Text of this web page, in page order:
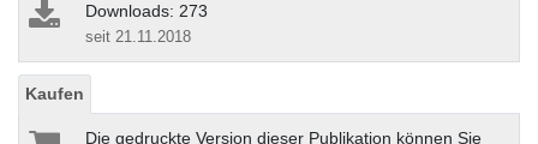
Downloads: 273
seit 21.11.2018
Kaufen
Die gedruckte Version dieser Publikation können Sie